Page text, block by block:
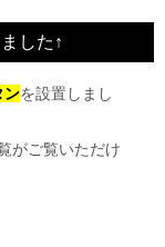
した↑
ンを設置しまし
がご覧いただけ